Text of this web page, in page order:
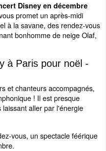
Disney en décembre
promet un après-midi
à la savane, des rendez-vous
bonhomme de neige Olaf,
à Paris pour noël -
et chanteurs accompagnés,
! Il est presque
aller par l'énergie
vous, un spectacle féérique